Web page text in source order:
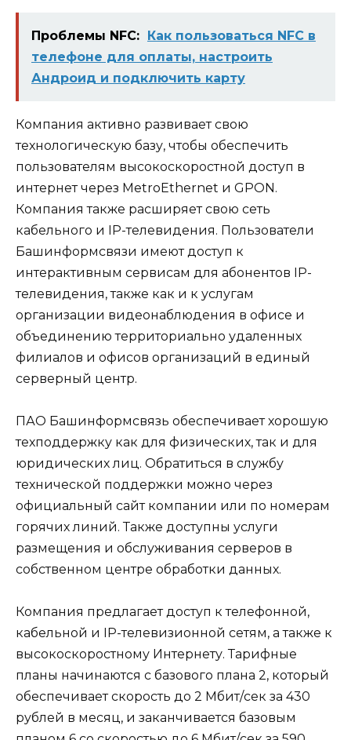
Проблемы NFC: Как пользоваться NFC в
телефоне для оплаты, настроить
Андроид и подключить карту
Компания активно развивает свою
технологическую базу, чтобы обеспечить
пользователям высокоскоростной доступ в
интернет через MetroEthernet и GPON.
Компания также расширяет свою сеть
кабельного и IP-телевидения. Пользователи
Башинформсвязи имеют доступ к
интерактивным сервисам для абонентов IP-
телевидения, также как и к услугам
организации видеонаблюдения в офисе и
объединению территориально удаленных
филиалов и офисов организаций в единый
серверный центр.
ПАО Башинформсвязь обеспечивает хорошую
техподдержку как для физических, так и для
юридических лиц. Обратиться в службу
технической поддержки можно через
официальный сайт компании или по номерам
горячих линий. Также доступны услуги
размещения и обслуживания серверов в
собственном центре обработки данных.
Компания предлагает доступ к телефонной,
кабельной и IP-телевизионной сетям, а также к
высокоскоростному Интернету. Тарифные
планы начинаются с базового плана 2, который
обеспечивает скорость до 2 Мбит/сек за 430
рублей в месяц, и заканчивается базовым